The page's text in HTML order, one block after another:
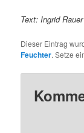
Text: Ingrid Rauer
Dieser Eintrag
Feuchter. Setze